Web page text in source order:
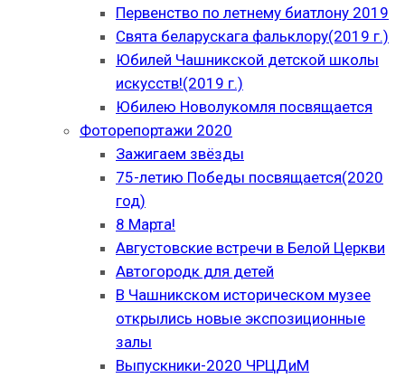
Первенство по летнему биатлону 2019
Свята беларускага фальклору(2019 г.)
Юбилей Чашникской детской школы
искусств!(2019 г.)
Юбилею Новолукомля посвящается
Фоторепортажи 2020
Зажигаем звёзды
75-летию Победы посвящается(2020
год)
8 Марта!
Августовские встречи в Белой Церкви
Автогородк для детей
В Чашникском историческом музее
открылись новые экспозиционные
залы
Выпускники-2020 ЧРЦДиМ